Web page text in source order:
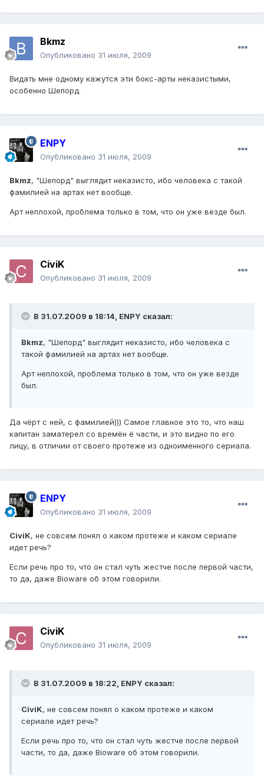
Bkmz
Опубликовано 31 июля, 2009
Видать мне одному кажутся эти бокс-арты неказистыми,
особенно Шепорд.
ENPY
Опубликовано 31 июля, 2009
Bkmz, "Шепорд" выглядит неказисто, ибо человека с такой
фамилией на артах нет вообще.
Арт неплохой, проблема только в том, что он уже везде был.
CiviK
Опубликовано 31 июля, 2009
В 31.07.2009 в 18:14, ENPY сказал:
Bkmz, "Шепорд" выглядит неказисто, ибо человека с
такой фамилией на артах нет вообще.
Арт неплохой, проблема только в том, что он уже везде
был.
Да чёрт с ней, с фамилией))) Самое главное это то, что наш
капитан заматерел со времён ё части, и это видно по его
лицу, в отличии от своего протеже из одноименного сериала.
ENPY
Опубликовано 31 июля, 2009
CiviK, не совсем понял о каком протеже и каком сериале
идет речь?
Если речь про то, что он стал чуть жестче после первой части,
то да, даже Bioware об этом говорили.
CiviK
Опубликовано 31 июля, 2009
В 31.07.2009 в 18:22, ENPY сказал:
CiviK, не совсем понял о каком протеже и каком
сериале идет речь?
Если речь про то, что он стал чуть жестче после первой
части, то да, даже Bioware об этом говорили.